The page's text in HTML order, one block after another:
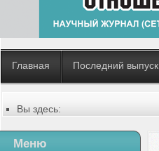
Главная Последний выпуск
Вы здесь:
Содержание выпусков
№ 12 (69), 2020
Меню